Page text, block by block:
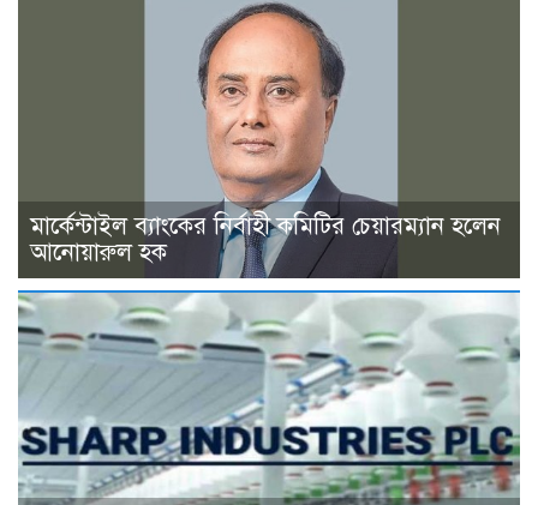
মার্কেন্টাইল ব্যাংকের নির্বাহী কমিটির চেয়ারম্যান হলেন
আনোয়ারুল হক